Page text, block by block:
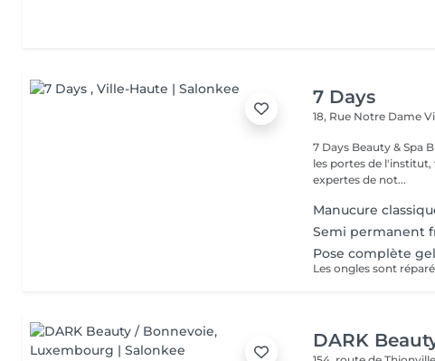
7 Days
18, Rue Notre Dame
7 Days Beauty & Spa Bienvenue dans notre institut, En franchissant
les portes de
expertes de not...
Manucure
Semi permanent
Pose complète
DARK